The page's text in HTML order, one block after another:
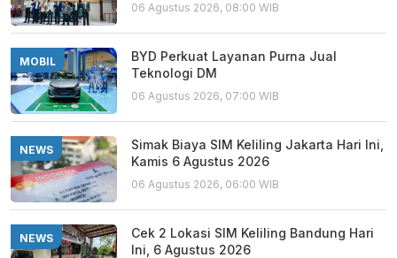
06 Agustus 2026, 08:00 WIB
MOBIL
BYD Perkuat Layanan Purna Jual
Teknologi DM
06 Agustus 2026, 07:00 WIB
NEWS
Simak Biaya SIM Keliling Jakarta Hari Ini,
Kamis 6 Agustus 2026
06 Agustus 2026, 06:00 WIB
NEWS
Cek 2 Lokasi SIM Keliling Bandung Hari
Ini, 6 Agustus 2026